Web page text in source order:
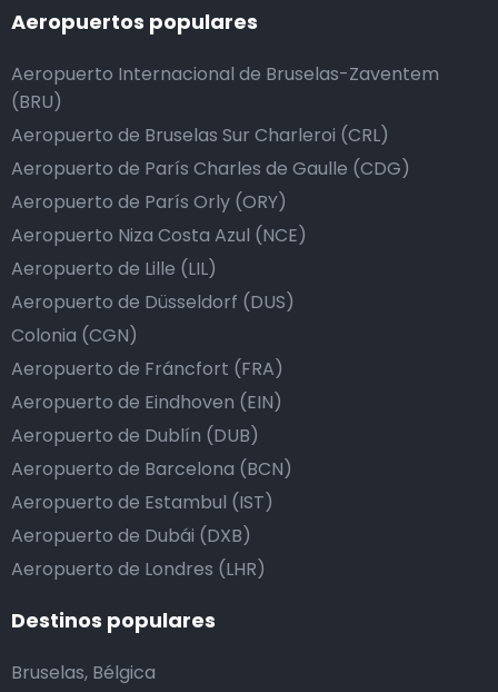
Aeropuertos populares
Aeropuerto Internacional de Bruselas-Zaventem
(BRU)
Aeropuerto de Bruselas Sur Charleroi (CRL)
Aeropuerto de París Charles de Gaulle (CDG)
Aeropuerto de París Orly (ORY)
Aeropuerto Niza Costa Azul (NCE)
Aeropuerto de Lille (LIL)
Aeropuerto de Düsseldorf (DUS)
Colonia (CGN)
Aeropuerto de Fráncfort (FRA)
Aeropuerto de Eindhoven (EIN)
Aeropuerto de Dublín (DUB)
Aeropuerto de Barcelona (BCN)
Aeropuerto de Estambul (IST)
Aeropuerto de Dubái (DXB)
Aeropuerto de Londres (LHR)
Destinos populares
Bruselas, Bélgica